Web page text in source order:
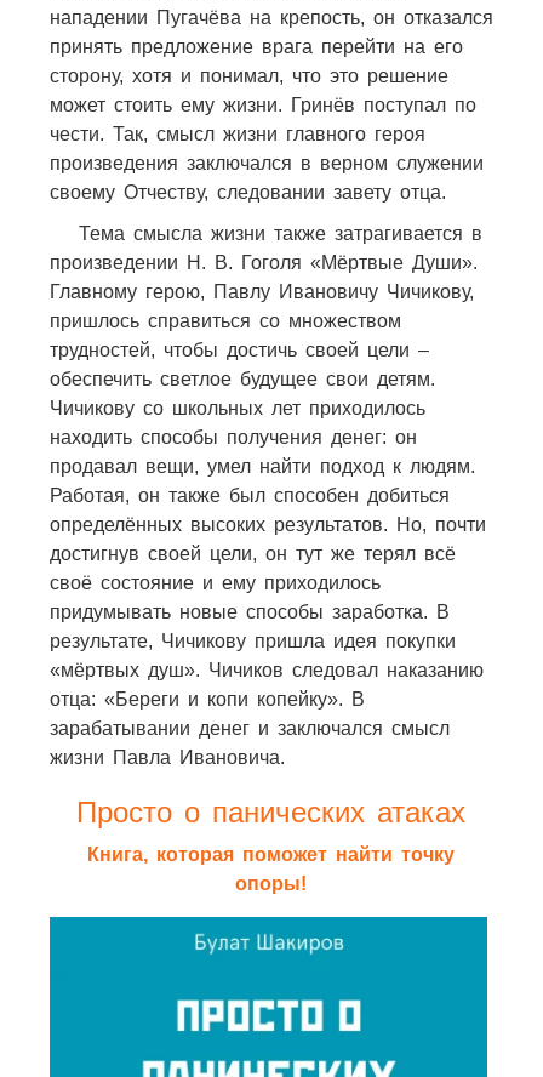
нападении Пугачёва на крепость, он отказался
принять предложение врага перейти на его
сторону, хотя и понимал, что это решение
может стоить ему жизни. Гринёв поступал по
чести. Так, смысл жизни главного героя
произведения заключался в верном служении
своему Отчеству, следовании завету отца.
Тема смысла жизни также затрагивается в
произведении Н. В. Гоголя «Мёртвые Души».
Главному герою, Павлу Ивановичу Чичикову,
пришлось справиться со множеством
трудностей, чтобы достичь своей цели –
обеспечить светлое будущее свои детям.
Чичикову со школьных лет приходилось
находить способы получения денег: он
продавал вещи, умел найти подход к людям.
Работая, он также был способен добиться
определённых высоких результатов. Но, почти
достигнув своей цели, он тут же терял всё
своё состояние и ему приходилось
придумывать новые способы заработка. В
результате, Чичикову пришла идея покупки
«мёртвых душ». Чичиков следовал наказанию
отца: «Береги и копи копейку». В
зарабатывании денег и заключался смысл
жизни Павла Ивановича.
Просто о панических атаках
Книга, которая поможет найти точку
опоры!